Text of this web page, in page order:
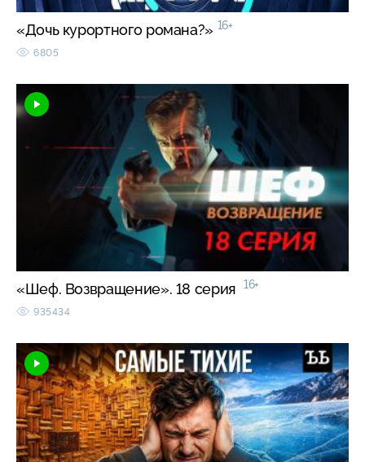
«Дочь курортного романа?» 16+
6805
«Шеф. Возвращение». 18 серия 16+
935434